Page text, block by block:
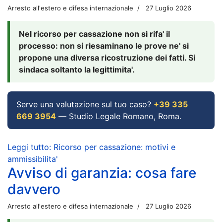
Arresto all'estero e difesa internazionale 27 Luglio 2026
Nel ricorso per cassazione non si rifa' il
processo: non si riesaminano le prove ne' si
propone una diversa ricostruzione dei fatti. Si
sindaca soltanto la legittimita'.
Serve una valutazione sul tuo caso? +39 335
669 3954 — Studio Legale Romano, Roma.
Leggi tutto: Ricorso per cassazione: motivi e
ammissibilita'
Avviso di garanzia: cosa fare
davvero
Arresto all'estero e difesa internazionale 27 Luglio 2026